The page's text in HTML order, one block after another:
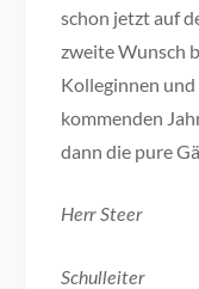
schon jetzt auf
zweite Wunsch
Kolleginnen und
kommenden
dann die pure
Herr Steer
Schulleiter